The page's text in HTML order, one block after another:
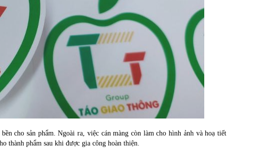
cho sản phẩm. Ngoài ra, việc cán màng còn làm cho hình ảnh và hoạ tiết
thành phẩm sau khi được gia công hoàn thiện.